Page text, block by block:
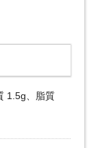
1.5g、脂質